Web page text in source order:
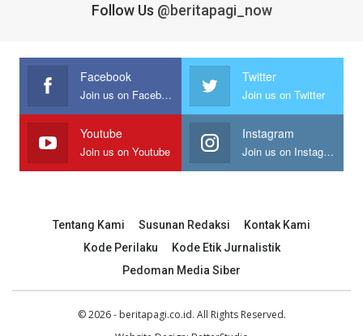
Follow Us @beritapagi_now
Facebook
Join us on Facebook
Twitter
Join us on Twitter
Youtube
Join us on Youtube
Instagram
Join us on Instagram
Tentang Kami Susunan Redaksi
Kontak Kami
Kode Perilaku
Kode Etik Jurnalistik
Pedoman Media Siber
© 2026 - beritapagi.co.id. All Rights Reserved.